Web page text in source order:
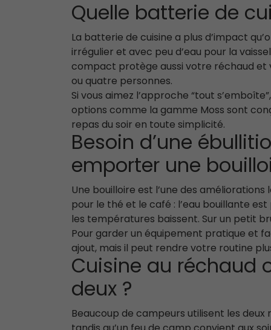
Quelle batterie de
La batterie de cuisine a plus d’impact
irrégulier et avec peu d’eau pour la
compact protège aussi votre réchaud et
ou quatre personnes.
Si vous aimez l’approche “tout
options comme la gamme Moss sont
repas du soir en toute simplicité.
Besoin d’une
emporter une
Une bouilloire est l’une des
pour le thé et le café : l’eau bouillante
les températures baissent. Sur un petit
Pour garder un équipement pratique et
ajout, mais il peut rendre votre routine
Cuisine au réchaud
deux ?
Beaucoup de campeurs utilisent les